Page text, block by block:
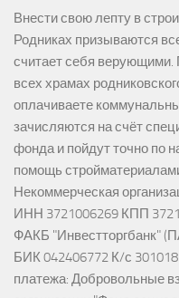
Внести свою лепту в
Родниках призываются
считает себя
всех храмах
оплачиваете
зачисляются на счёт
фонда и пойдут точно по
помощь
Некоммерческая
ИНН 3721006269 КПП
ФАКБ "Инвестторгбанк"
БИК 042406772 К/с
платежа: Добровольные